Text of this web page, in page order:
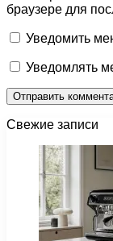
браузере для
Уведомить
Уведомлять
Свежие записи